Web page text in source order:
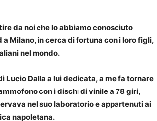
da noi che lo abbiamo conosciuto
Milano, in cerca di fortuna con i loro figli,
nel mondo.
Lucio Dalla a lui dedicata, a me fa tornare
con i dischi di vinile a 78 giri,
nel suo laboratorio e appartenuti ai
napoletana.